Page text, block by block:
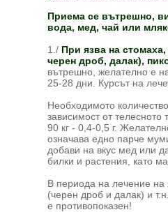
Приема се вътрешно,
вода, мед, чай или
1./ При язва на
черен дроб, далак),
вътрешно, желателно е
25-28 дни. Курсът на
Необходимото
зависимост от телесното
90 кг - 0,4-0,5 г.
означава едно парче
добави на вкус мед или
билки и растения, като
В периода на лечение на
(черен дроб и далак) и
е противопоказен!